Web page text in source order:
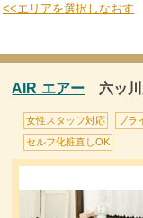
<<エリアを選択しなおす
AIR エアー 六ッ
女性スタッフ対応 ブラ
セルフ化粧直しOK